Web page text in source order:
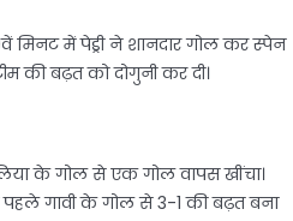
में पेड्री ने शानदार गोल कर स्पेन
बढ़त को दोगुनी कर दी।
के गोल से एक गोल वापस खींचा।
गावी के गोल से 3-1 की बढ़त बना